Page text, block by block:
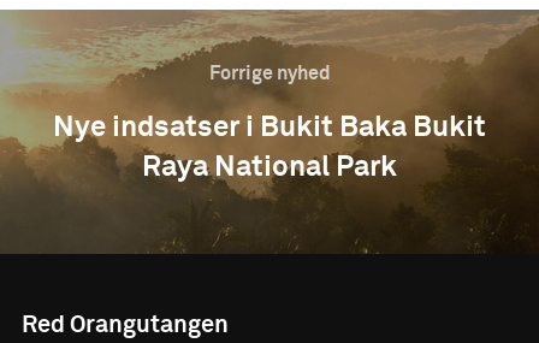
Forrige nyhed
Nye indsatser i Bukit Baka Bukit
Raya National Park
Red Orangutangen